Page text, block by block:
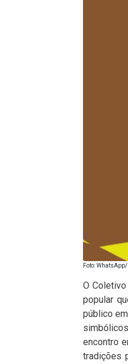
Foto:
O
popular
público
encontro
tradições